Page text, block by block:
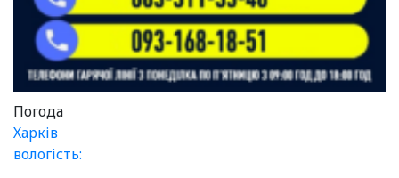
Погода
Харків
вологість: